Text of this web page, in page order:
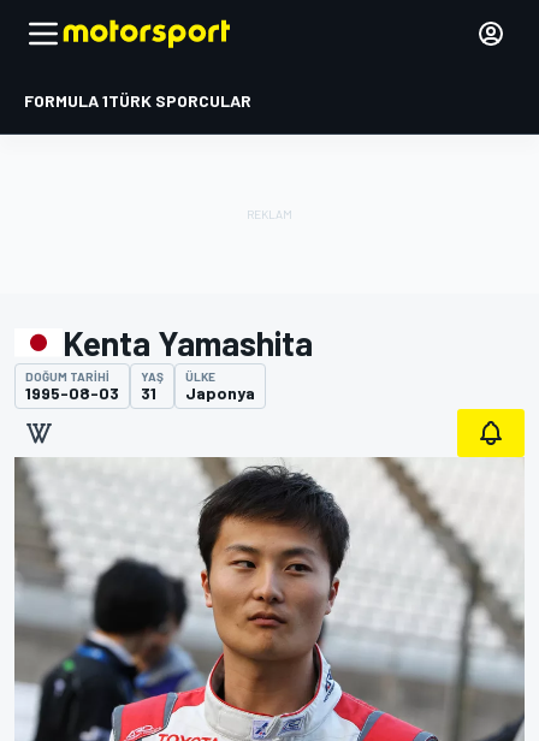
FORMULA 1TÜRK SPORCULAR
Kenta Yamashita
DOĞUM TARIHI
1995-08-03
YAŞ
31
ÜLKE
Japonya